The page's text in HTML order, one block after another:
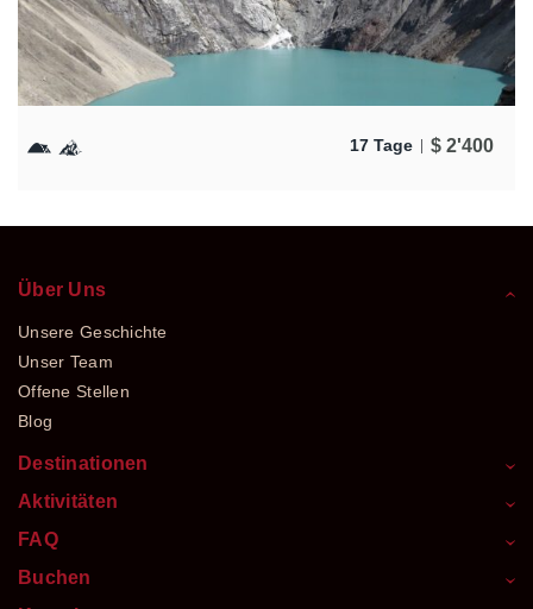
17 Tage $ 2'400
Über Uns
Unsere Geschichte
Unser Team
Offene Stellen
Blog
Destinationen
Aktivitäten
FAQ
Buchen